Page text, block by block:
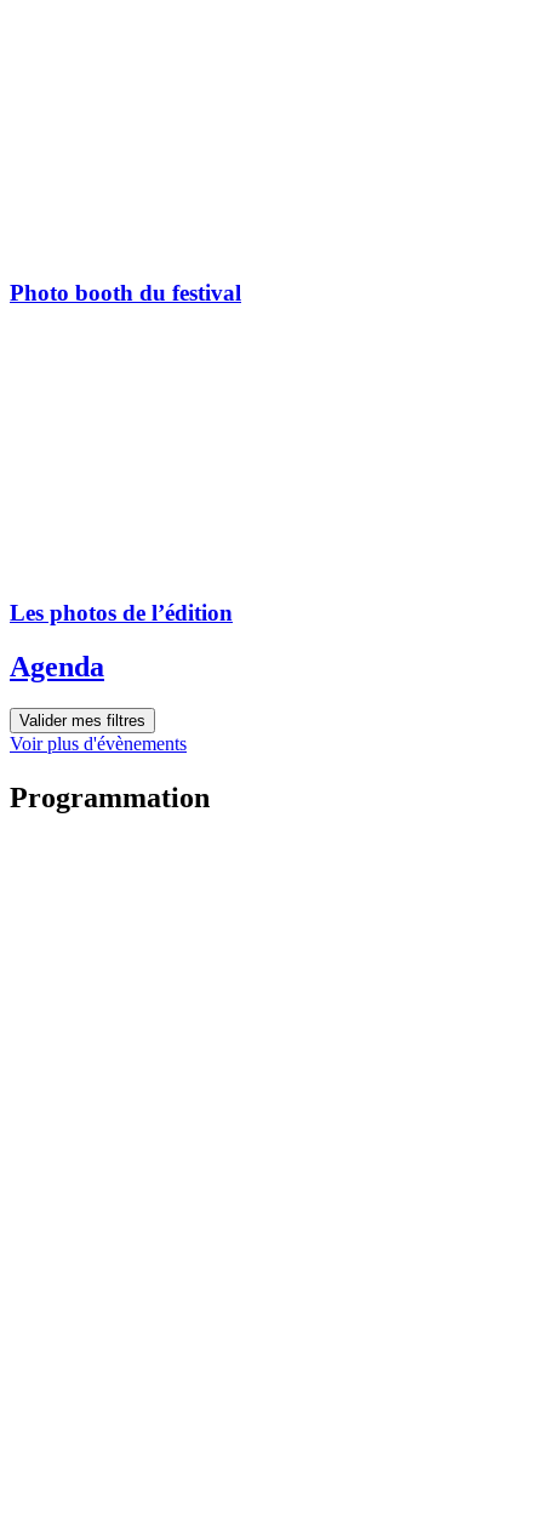
Photo booth du festival
Les photos de l’édition
Agenda
Valider mes filtres
Voir plus d'évènements
Programmation